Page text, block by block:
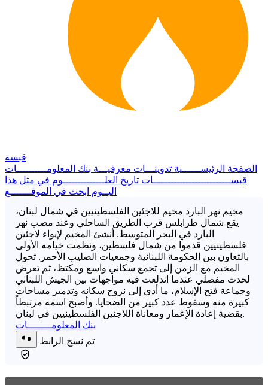
قبسة
الصفحة الرئيســــــية تدوينـــات معرفيـــة بنك المعلومــــــــــات
قبســــــــــــــــــــــــــات تاريخ العلــــــــــــــوم في مثل هذا
اليــوم ابحث في الموقـــــــع
مخيم نهر البارد مخيم للاجئين الفلسطينيين في شمال لبنان،
يقع شمال طرابلس قرب الطريق الساحلي وعند مصب نهر
البارد في البحر المتوسط. أنشئ المخيم لإيواء لاجئين
فلسطينيين قدموا من شمال فلسطين، ونظمت خيامه الأولى
بالتعاون بين الحكومة اللبنانية وجمعيات الصليب الأحمر. تحول
المخيم مع الزمن إلى تجمع سكاني واسع ومكتظ، ثم تعرض
لحدث مفصلي عندما اندلعت فيه مواجهات بين الجيش اللبناني
وجماعة فتح الإسلام، ما أدى إلى نزوح سكانه وتدمير مساحات
كبيرة منه وسقوط عدد كبير من الضحايا. وأصبح اسمه مرتبطاً
بقضية إعادة الإعمار ومعاناة اللاجئين الفلسطينيين في لبنان.
بنك المعلومــــــــات
تم نسخ الرابط